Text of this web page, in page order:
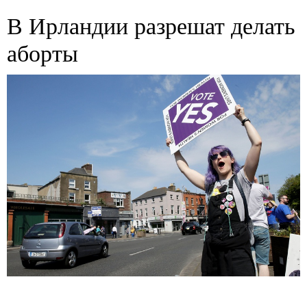
В Ирландии разрешат делать
аборты